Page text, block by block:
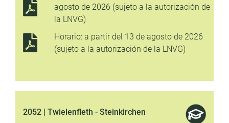
agosto de 2026 (sujeto a la autorización de
la LNVG)
Horario: a partir del 13 de agosto de 2026
(sujeto a la autorización de la LNVG)
2052 | Twielenfleth - Steinkirchen